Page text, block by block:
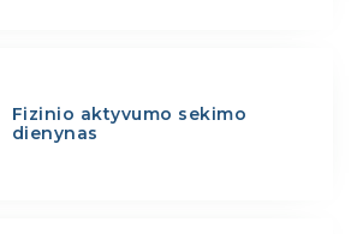
Fizinio aktyvumo sekimo
dienynas